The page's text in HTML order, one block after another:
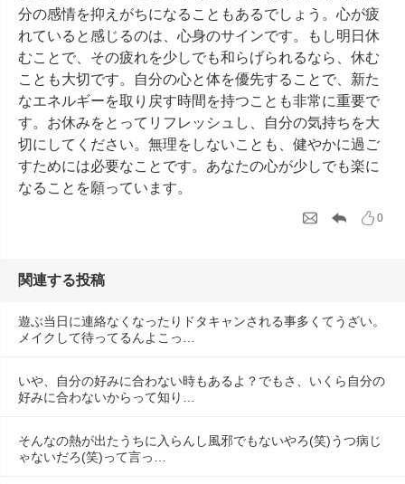
分の感情を抑えがちになることもあるでしょう。心が疲
れていると感じるのは、心身のサインです。もし明日休
むことで、その疲れを少しでも和らげられるなら、休む
ことも大切です。自分の心と体を優先することで、新た
なエネルギーを取り戻す時間を持つことも非常に重要で
す。お休みをとってリフレッシュし、自分の気持ちを大
切にしてください。無理をしないことも、健やかに過ご
すためには必要なことです。あなたの心が少しでも楽に
なることを願っています。
0
関連する投稿
遊ぶ当日に連絡なくなったりドタキャンされる事多くてうざい。
メイクして待ってるんよこっ…
いや、自分の好みに合わない時もあるよ？でもさ、いくら自分の
好みに合わないからって知り…
そんなの熱が出たうちに入らんし風邪でもないやろ(笑)うつ病じ
ゃないだろ(笑)って言っ…